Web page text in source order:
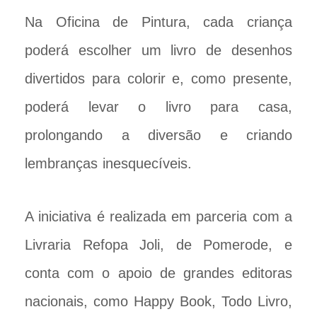
Na Oficina de Pintura, cada criança
poderá escolher um livro de desenhos
divertidos para colorir e, como presente,
poderá levar o livro para casa,
prolongando a diversão e criando
lembranças inesquecíveis.
A iniciativa é realizada em parceria com a
Livraria Refopa Joli, de Pomerode, e
conta com o apoio de grandes editoras
nacionais, como Happy Book, Todo Livro,